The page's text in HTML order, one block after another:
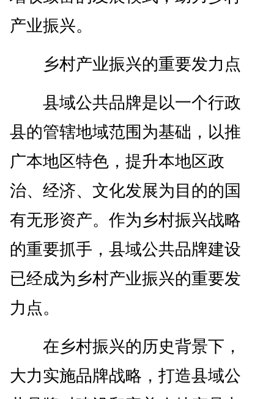
产业振兴。
乡村产业振兴的重要发力点
县域公共品牌是以一个行政
县的管辖地域范围为基础，以推
广本地区特色，提升本地区政
治、经济、文化发展为目的的国
有无形资产。作为乡村振兴战略
的重要抓手，县域公共品牌建设
已经成为乡村产业振兴的重要发
力点。
在乡村振兴的历史背景下，
大力实施品牌战略，打造县域公